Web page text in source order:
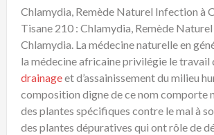
Chlamydia, Remède Naturel Infection à
Tisane 210 : Chlamydia, Remède
Chlamydia. La médecine naturelle en
la médecine africaine privilégie le travail
drainageet d’assainissement du milieu
composition digne de ce nom comporte
des plantes spécifiques contre le mal à
des plantes dépuratives qui ont rôle de